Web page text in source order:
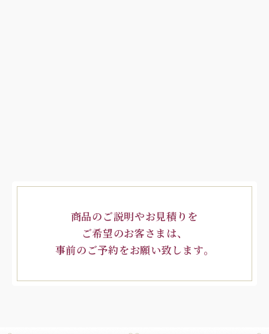
商品のご説明やお見積りを
ご希望のお客さまは、
事前のご予約をお願い致します。